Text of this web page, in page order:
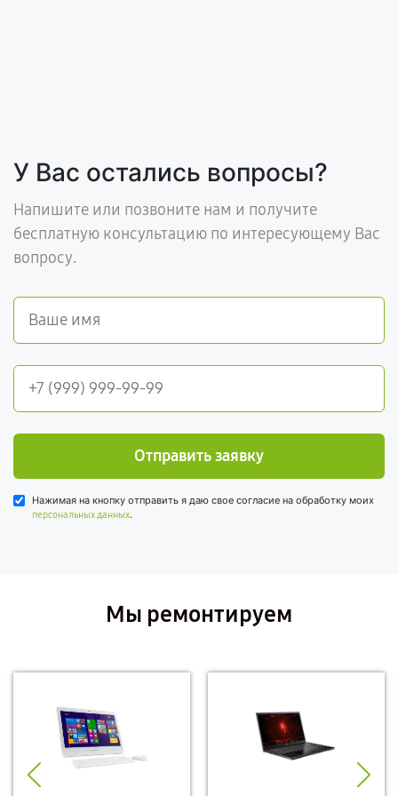
У Вас остались вопросы?
Напишите или позвоните нам и получите
бесплатную консультацию по интересующему Вас
вопросу.
Отправить заявку
Нажимая на кнопку отправить я даю свое согласие на обработку моих
персональных данных.
Мы ремонтируем